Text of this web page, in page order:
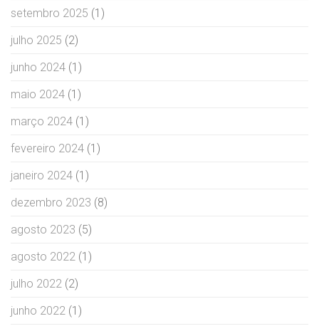
setembro 2025 (1)
julho 2025 (2)
junho 2024 (1)
maio 2024 (1)
março 2024 (1)
fevereiro 2024 (1)
janeiro 2024 (1)
dezembro 2023 (8)
agosto 2023 (5)
agosto 2022 (1)
julho 2022 (2)
junho 2022 (1)